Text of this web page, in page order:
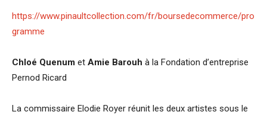
https://www.pinaultcollection.com/fr/boursedecommerce/pro
gramme
Chloé Quenum et Amie Barouh à la Fondation d’entreprise
Pernod Ricard
La commissaire Elodie Royer réunit les deux artistes sous le